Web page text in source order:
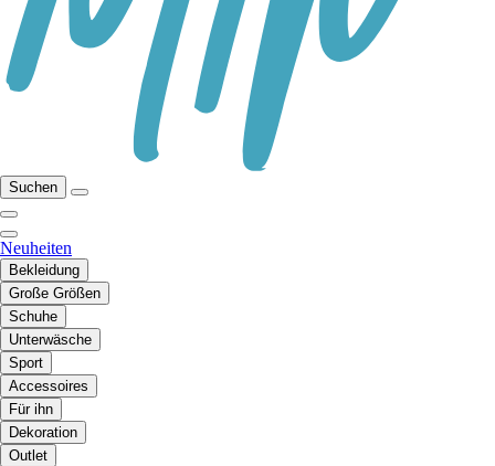
Suchen
Neuheiten
Bekleidung
Große Größen
Schuhe
Unterwäsche
Sport
Accessoires
Für ihn
Dekoration
Outlet